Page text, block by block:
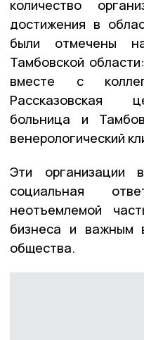
количество
достижения в
были отмечены
Тамбовской
вместе с
Рассказовская
больница и
венерологический
Эти организации
социальная
неотъемлемой
бизнеса и важным
общества.